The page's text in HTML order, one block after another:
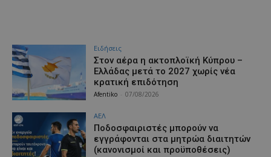
Ειδήσεις
Στον αέρα η ακτοπλοϊκή Κύπρου –
Ελλάδας μετά το 2027 χωρίς νέα
κρατική επιδότηση
Afentiko 07/08/2026
ΑΕΛ
Ποδοσφαιριστές μπορούν να
εγγράφονται στα μητρώα διαιτητών
(κανονισμοί και προϋποθέσεις)